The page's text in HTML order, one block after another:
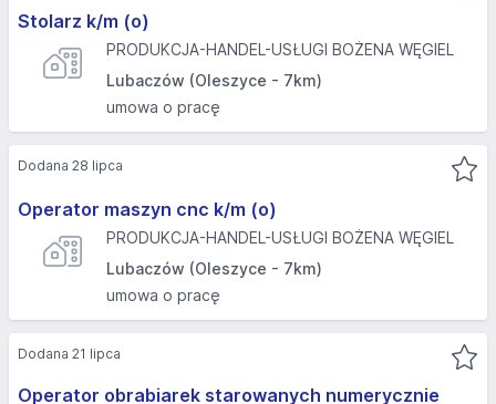
Stolarz k/m (o)
PRODUKCJA-HANDEL-USŁUGI BOŻENA WĘGIEL
Lubaczów (Oleszyce - 7km)
umowa o pracę
Operator maszyn cnc k/m (o)
PRODUKCJA-HANDEL-USŁUGI BOŻENA WĘGIEL
Lubaczów (Oleszyce - 7km)
umowa o pracę
Dodana 28 lipca
Operator obrabiarek starowanych numerycznie
Dodana 21 lipca